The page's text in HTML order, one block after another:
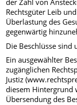
der Zahl von
Rechtsgüter Leib
Überlastung des
gegenwärtig
Die Beschlüsse sind
Ein ausgewählter
zugänglichen
Justiz
diesem Hintergrund
Übersendung des